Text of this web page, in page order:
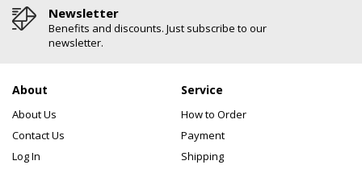
Newsletter
Benefits and discounts. Just subscribe to our
newsletter.
About
About Us
Contact Us
Log In
Service
How to Order
Payment
Shipping